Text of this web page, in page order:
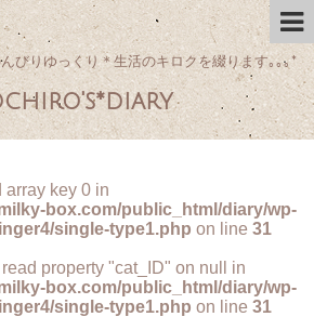
びりゆっくり＊生活のキロクを綴ります｡｡｡*
array key 0 in
box.com/public_html/diary/wp-
single-type1.php on line 31
read property "cat_ID" on null in
box.com/public_html/diary/wp-
single-type1.php on line 31